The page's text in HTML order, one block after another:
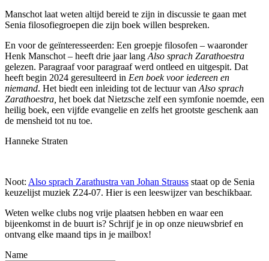
Manschot laat weten altijd bereid te zijn in discussie te gaan met
Senia filosofiegroepen die zijn boek willen bespreken.
En voor de geïnteresseerden: Een groepje filosofen – waaronder
Henk Manschot – heeft drie jaar lang Also sprach Zarathoestra
gelezen. Paragraaf voor paragraaf werd ontleed en uitgespit. Dat
heeft begin 2024 geresulteerd in Een boek voor iedereen en
niemand. Het biedt een inleiding tot de lectuur van Also sprach
Zarathoestra, het boek dat Nietzsche zelf een symfonie noemde, een
heilig boek, een vijfde evangelie en zelfs het grootste geschenk aan
de mensheid tot nu toe.
Hanneke Straten
Noot: Also sprach Zarathustra van Johan Strauss staat op de Senia
keuzelijst muziek Z24-07. Hier is een leeswijzer van beschikbaar.
Weten welke clubs nog vrije plaatsen hebben en waar een
bijeenkomst in de buurt is? Schrijf je in op onze nieuwsbrief en
ontvang elke maand tips in je mailbox!
Name